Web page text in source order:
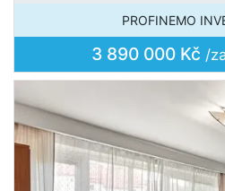
PROFINEMO
3 890 000 Kč /